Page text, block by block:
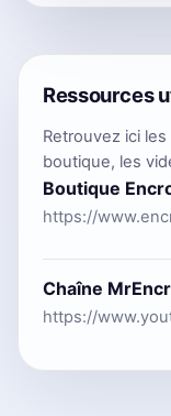
Ressources
Retrouvez ici
boutique, les
Boutique
https://
Chaîne
https://